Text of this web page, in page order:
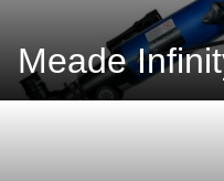
Meade